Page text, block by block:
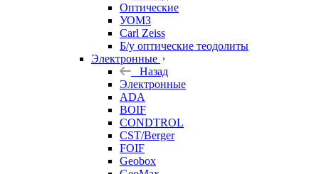
Оптические
УОМЗ
Carl Zeiss
Б/у оптические теодолиты
Электронные
Назад
Электронные
ADA
BOIF
CONDTROL
CST/Berger
FOIF
Geobox